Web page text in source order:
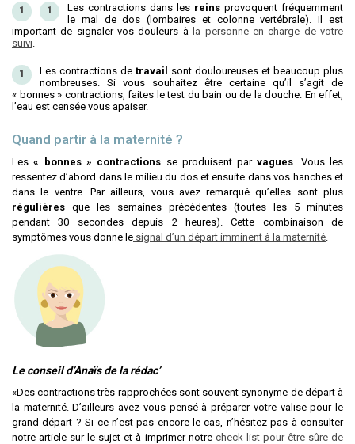
Les contractions dans les reins provoquent fréquemment
le mal de dos (lombaires et colonne vertébrale). Il est
important de signaler vos douleurs à
la personne en charge de votre
suivi
Les contractions de travail
sont douloureuses et beaucoup plus
nombreuses. Si vous souhaitez être certaine qu’il s’agit de
« bonnes » contractions, faites le test du bain ou de la douche. En effet,
l’eau est censée vous apaiser.
Quand partir à la maternité ?
Les« bonnes » contractions se produisent parvagues . Vous les
ressentez d’abord dans le milieu du dos et ensuite dans vos hanches et
dans le ventre. Par ailleurs, vous avez remarqué qu’elles sont plus
régulières que les semaines précédentes (toutes les 5 minutes
pendant 30 secondes depuis 2 heures). Cette combinaison de
symptômes vous donne le signal d’un départ imminent à la maternité
Le conseil d’Anaïs de la rédac’
«Des contractions très rapprochées sont souvent synonyme de départ à
la maternité. D’ailleurs avez vous pensé à préparer votre valise pour le
grand départ ? Si ce n’est pas encore le cas, n’hésitez pas à consulter
notre article sur le sujet et à imprimer notrecheck-list pour être sûre de